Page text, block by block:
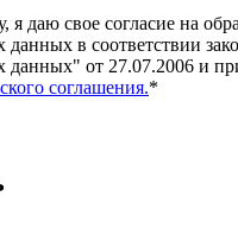
я даю свое согласие на
данных в соответствии
данных" от 27.07.2006 и
соглашения.*